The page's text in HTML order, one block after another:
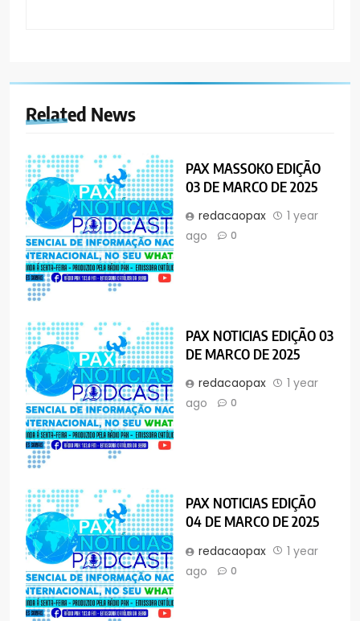
Related News
PAX MASSOKO EDIÇÃO
03 DE MARCO DE 2025
redacaopax
1 year
ago
0
PAX NOTICIAS EDIÇÃO 03
DE MARCO DE 2025
redacaopax
1 year
ago
0
PAX NOTICIAS EDIÇÃO
04 DE MARCO DE 2025
redacaopax
1 year
ago
0